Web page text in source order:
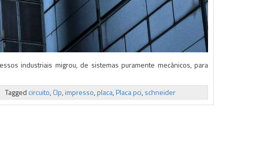
industriais migrou, de sistemas puramente mecânicos, para
Tagged circuito,Clp,impresso,placa,Placa pci,schneider